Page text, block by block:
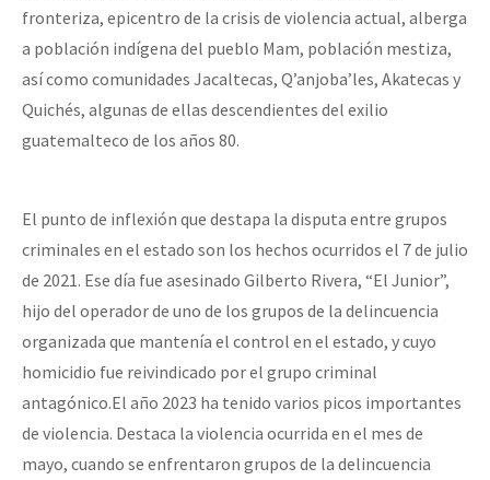
COVID-19
Eventos
Contacto
fronteriza, epicentro de la crisis de violencia actual, alberga
a población indígena del pueblo Mam, población mestiza,
así como comunidades Jacaltecas, Q’anjoba’les, Akatecas y
Quichés, algunas de ellas descendientes del exilio
guatemalteco de los años 80.
El punto de inflexión que destapa la disputa entre grupos
criminales en el estado son los hechos ocurridos el 7 de julio
de 2021. Ese día fue asesinado Gilberto Rivera, “El Junior”,
hijo del operador de uno de los grupos de la delincuencia
organizada que mantenía el control en el estado, y cuyo
homicidio fue reivindicado por el grupo criminal
antagónico.El año 2023 ha tenido varios picos importantes
de violencia. Destaca la violencia ocurrida en el mes de
mayo, cuando se enfrentaron grupos de la delincuencia